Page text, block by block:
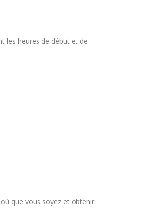
les heures de début et de
que vous soyez et obtenir